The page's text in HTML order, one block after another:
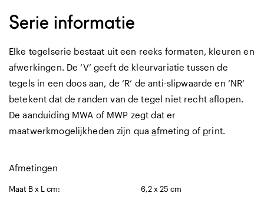
Serie informatie
Elke tegelserie bestaat uit een reeks formaten, kleuren en
afwerkingen. De ‘V’ geeft de kleurvariatie tussen de
tegels in een doos aan, de ‘R’ de anti-slipwaarde en ‘NR’
betekent dat de randen van de tegel niet recht aflopen.
De aanduiding MWA of MWP zegt dat er
maatwerkmogelijkheden zijn quaafmeting of print.
Afmetingen
Maat B x L cm: 6,2 x 25 cm